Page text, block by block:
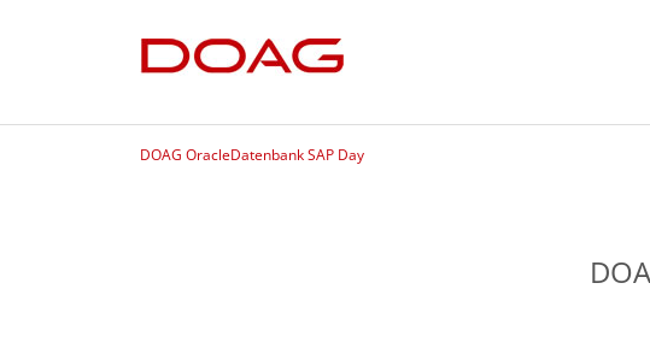
DOAG OracleDatenbank SAP Day